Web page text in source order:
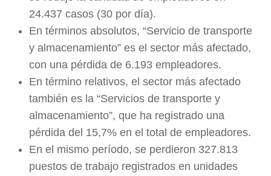
24.437 casos (30 por día).
En términos absolutos, “Servicio de transporte
y almacenamiento” es el sector más afectado,
con una pérdida de 6.193 empleadores.
En término relativos, el sector más afectado
también es la “Servicios de transporte y
almacenamiento”, que ha registrado una
pérdida del 15,7% en el total de empleadores.
En el mismo período, se perdieron 327.813
puestos de trabajo registrados en unidades